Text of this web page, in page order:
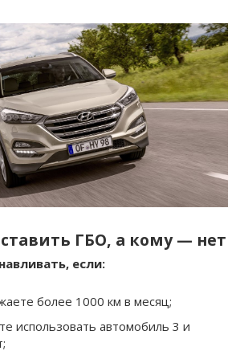
ГБО, а кому — нет
если:
более 1000 км в месяц;
использовать автомобиль 3 и